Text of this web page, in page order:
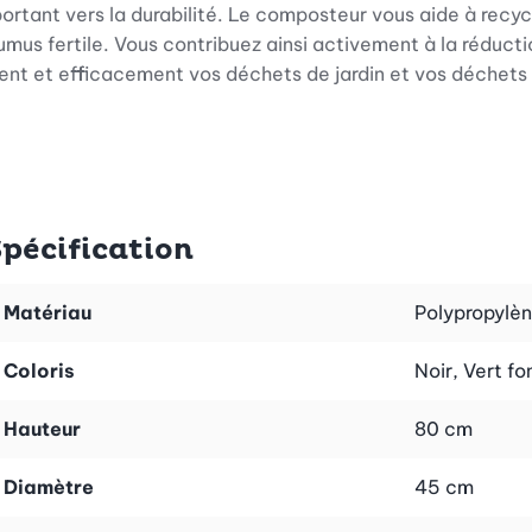
vers la durabilité. Le composteur vous aide à
fertile. Vous contribuez ainsi activement à la
et efficacement vos déchets de jardin et vos déchets
à double sens, le composteur se remplit facilement.
dans des conditions météorologiques
Matériau
Coloris Noir, Vert
Hauteur 80 cm
Diamètre 45 cm